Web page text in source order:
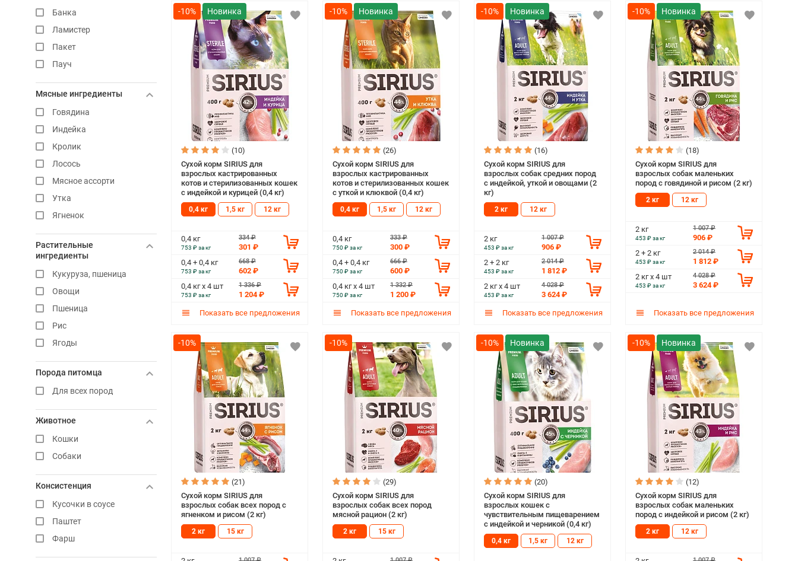
Банка
Ламистер
Пакет
Пауч
Мясные ингредиенты
Говядина
Индейка
Кролик
Лосось
Мясное ассорти
Утка
Ягненок
Растительные
ингредиенты
Кукуруза, пшеница
Овощи
Пшеница
Рис
Ягоды
Порода питомца
Для всех пород
Животное
Кошки
Собаки
Консистенция
Кусочки в соусе
Паштет
Фарш
-10%
(10)
Сухой корм SIRIUS для
взрослых кастрированных
котов и стерилизованных кошек
с индейкой и курицей (0,4 кг)
0,4 кг 1,5 кг 12 кг
0,4 кг
753 ₽ за кг
334 ₽
301 ₽
0,4 + 0,4 кг
753 ₽ за кг
668 ₽
602 ₽
0,4 кг х 4 шт
753 ₽ за кг
1 336 ₽
1 204 ₽
Показать все предложения
-10%
(26)
Сухой корм SIRIUS для
взрослых кастрированных
котов и стерилизованных кошек
с уткой и клюквой (0,4 кг)
0,4 кг 1,5 кг 12 кг
0,4 кг
750 ₽ за кг
333 ₽
300 ₽
0,4 + 0,4 кг
750 ₽ за кг
666 ₽
600 ₽
0,4 кг х 4 шт
750 ₽ за кг
1 332 ₽
1 200 ₽
Показать все предложения
-10%
(16)
Сухой корм SIRIUS для
взрослых собак средних пород
с индейкой, уткой и овощами (2
кг)
2 кг 12 кг
2 кг
453 ₽ за кг
1 007 ₽
906 ₽
2 + 2 кг
453 ₽ за кг
2 014 ₽
1 812 ₽
2 кг х 4 шт
453 ₽ за кг
4 028 ₽
3 624 ₽
Показать все предложения
-10%
(18)
Сухой корм SIRIUS для
взрослых собак маленьких
пород с говядиной и рисом (2 кг)
2 кг 12 кг
2 кг
453 ₽ за кг
1 007 ₽
906 ₽
2 + 2 кг
453 ₽ за кг
2 014 ₽
1 812 ₽
2 кг х 4 шт
453 ₽ за кг
4 028 ₽
3 624 ₽
Показать все предложения
-10%
(21)
Сухой корм SIRIUS для
взрослых собак всех пород с
ягненком и рисом (2 кг)
2 кг 15 кг
-10%
(29)
Сухой корм SIRIUS для
взрослых собак всех пород
мясной рацион (2 кг)
2 кг 15 кг
-10%
(20)
Сухой корм SIRIUS для
взрослых кошек с
чувствительным пищеварением
с индейкой и черникой (0,4 кг)
0,4 кг 1,5 кг 12 кг
-10%
(12)
Сухой корм SIRIUS для
взрослых собак маленьких
пород с индейкой и рисом (2 кг)
2 кг 12 кг